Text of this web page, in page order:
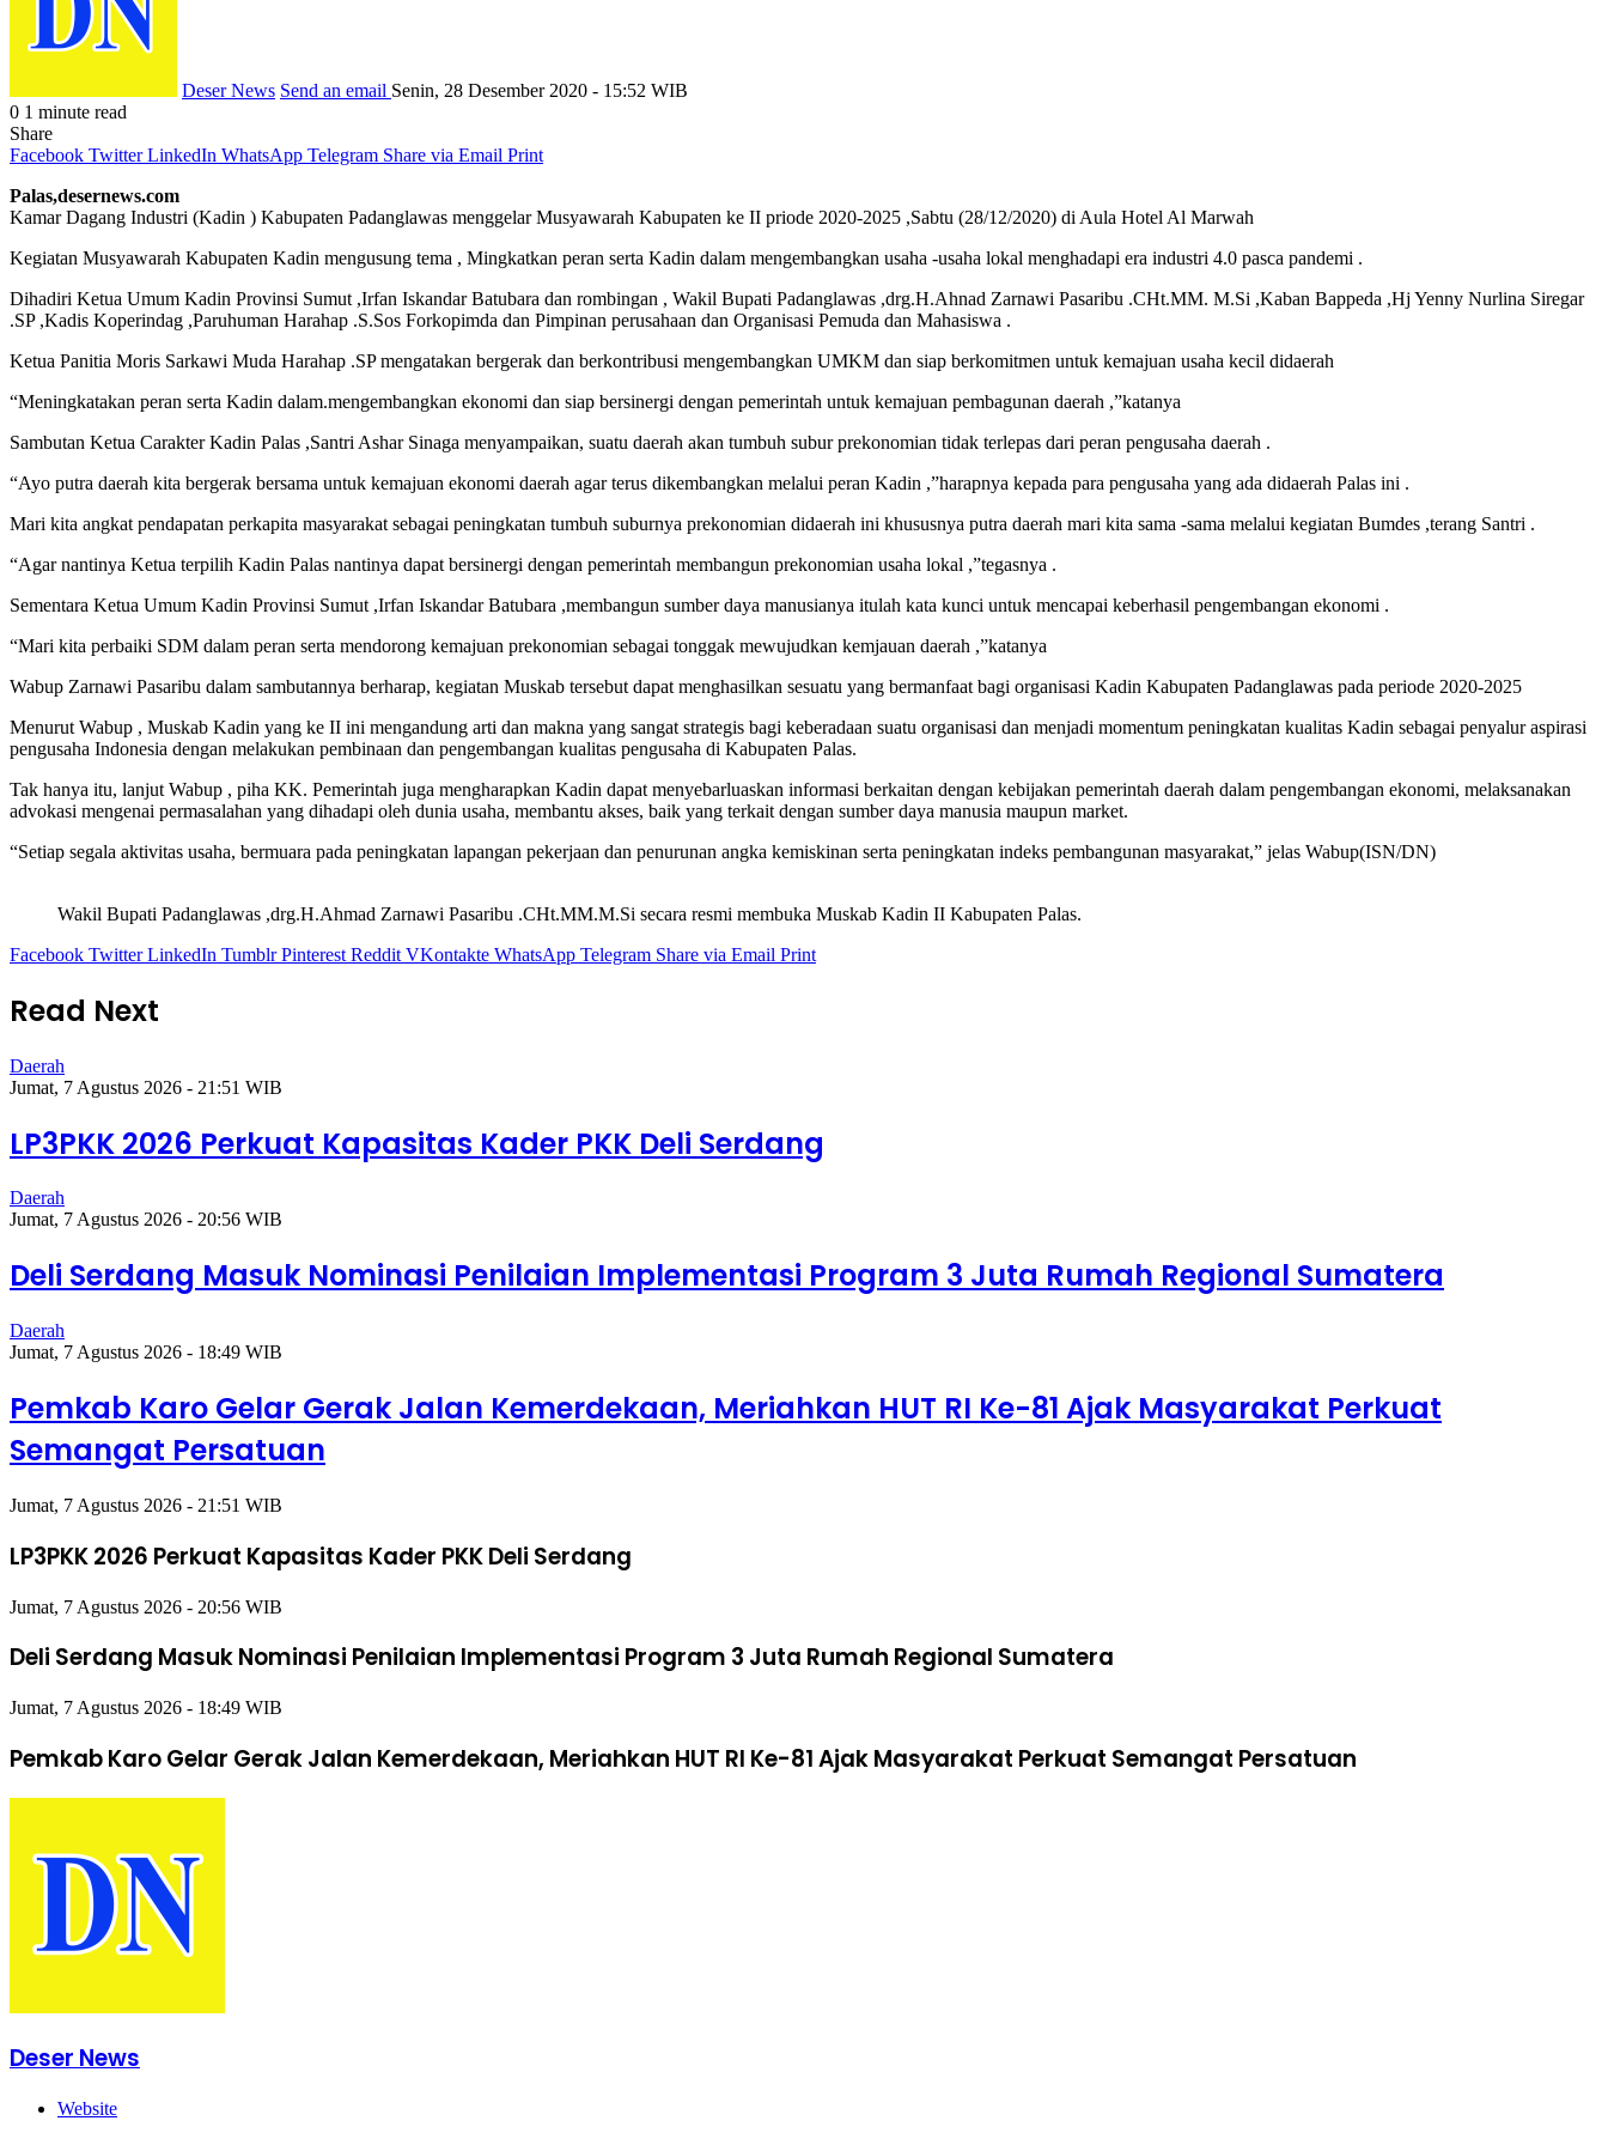
Deser News Send an email Senin, 28 Desember 2020 - 15:52 WIB
0 1 minute read
Share
Facebook Twitter LinkedIn WhatsApp Telegram Share via Email Print
Palas,desernews.com
Kamar Dagang Industri (Kadin ) Kabupaten Padanglawas menggelar Musyawarah Kabupaten ke II priode 2020-2025 ,Sabtu (28/12/2020) di Aula Hotel Al Marwah
Kegiatan Musyawarah Kabupaten Kadin mengusung tema , Mingkatkan peran serta Kadin dalam mengembangkan usaha -usaha lokal menghadapi era industri 4.0 pasca pandemi .
Dihadiri Ketua Umum Kadin Provinsi Sumut ,Irfan Iskandar Batubara dan rombingan , Wakil Bupati Padanglawas ,drg.H.Ahnad Zarnawi Pasaribu .CHt.MM. M.Si ,Kaban Bappeda ,Hj Yenny Nurlina Siregar
.SP ,Kadis Koperindag ,Paruhuman Harahap .S.Sos Forkopimda dan Pimpinan perusahaan dan Organisasi Pemuda dan Mahasiswa .
Ketua Panitia Moris Sarkawi Muda Harahap .SP mengatakan bergerak dan berkontribusi mengembangkan UMKM dan siap berkomitmen untuk kemajuan usaha kecil didaerah
“Meningkatakan peran serta Kadin dalam.mengembangkan ekonomi dan siap bersinergi dengan pemerintah untuk kemajuan pembagunan daerah ,”katanya
Sambutan Ketua Carakter Kadin Palas ,Santri Ashar Sinaga menyampaikan, suatu daerah akan tumbuh subur prekonomian tidak terlepas dari peran pengusaha daerah .
“Ayo putra daerah kita bergerak bersama untuk kemajuan ekonomi daerah agar terus dikembangkan melalui peran Kadin ,”harapnya kepada para pengusaha yang ada didaerah Palas ini .
Mari kita angkat pendapatan perkapita masyarakat sebagai peningkatan tumbuh suburnya prekonomian didaerah ini khususnya putra daerah mari kita sama -sama melalui kegiatan Bumdes ,terang Santri .
“Agar nantinya Ketua terpilih Kadin Palas nantinya dapat bersinergi dengan pemerintah membangun prekonomian usaha lokal ,”tegasnya .
Sementara Ketua Umum Kadin Provinsi Sumut ,Irfan Iskandar Batubara ,membangun sumber daya manusianya itulah kata kunci untuk mencapai keberhasil pengembangan ekonomi .
“Mari kita perbaiki SDM dalam peran serta mendorong kemajuan prekonomian sebagai tonggak mewujudkan kemjauan daerah ,”katanya
Wabup Zarnawi Pasaribu dalam sambutannya berharap, kegiatan Muskab tersebut dapat menghasilkan sesuatu yang bermanfaat bagi organisasi Kadin Kabupaten Padanglawas pada periode 2020-2025
Menurut Wabup , Muskab Kadin yang ke II ini mengandung arti dan makna yang sangat strategis bagi keberadaan suatu organisasi dan menjadi momentum peningkatan kualitas Kadin sebagai penyalur aspirasi
pengusaha Indonesia dengan melakukan pembinaan dan pengembangan kualitas pengusaha di Kabupaten Palas.
Tak hanya itu, lanjut Wabup , piha KK. Pemerintah juga mengharapkan Kadin dapat menyebarluaskan informasi berkaitan dengan kebijakan pemerintah daerah dalam pengembangan ekonomi, melaksanakan
advokasi mengenai permasalahan yang dihadapi oleh dunia usaha, membantu akses, baik yang terkait dengan sumber daya manusia maupun market.
“Setiap segala aktivitas usaha, bermuara pada peningkatan lapangan pekerjaan dan penurunan angka kemiskinan serta peningkatan indeks pembangunan masyarakat,” jelas Wabup(ISN/DN)
Wakil Bupati Padanglawas ,drg.H.Ahmad Zarnawi Pasaribu .CHt.MM.M.Si secara resmi membuka Muskab Kadin II Kabupaten Palas.
Facebook Twitter LinkedIn Tumblr Pinterest Reddit VKontakte WhatsApp Telegram Share via Email Print
Read Next
Daerah
Jumat, 7 Agustus 2026 - 21:51 WIB
LP3PKK 2026 Perkuat Kapasitas Kader PKK Deli Serdang
Daerah
Jumat, 7 Agustus 2026 - 20:56 WIB
Deli Serdang Masuk Nominasi Penilaian Implementasi Program 3 Juta Rumah Regional Sumatera
Daerah
Jumat, 7 Agustus 2026 - 18:49 WIB
Pemkab Karo Gelar Gerak Jalan Kemerdekaan, Meriahkan HUT RI Ke-81 Ajak Masyarakat Perkuat
Semangat Persatuan
Jumat, 7 Agustus 2026 - 21:51 WIB
LP3PKK 2026 Perkuat Kapasitas Kader PKK Deli Serdang
Jumat, 7 Agustus 2026 - 20:56 WIB
Deli Serdang Masuk Nominasi Penilaian Implementasi Program 3 Juta Rumah Regional Sumatera
Jumat, 7 Agustus 2026 - 18:49 WIB
Pemkab Karo Gelar Gerak Jalan Kemerdekaan, Meriahkan HUT RI Ke-81 Ajak Masyarakat Perkuat Semangat Persatuan
Deser News
Website